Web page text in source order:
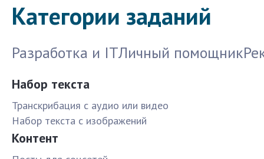
Категории заданий
Разработка и ITЛичный помощник
Набор текста
Транскрибация с аудио или видео
Набор текста с изображений
Контент